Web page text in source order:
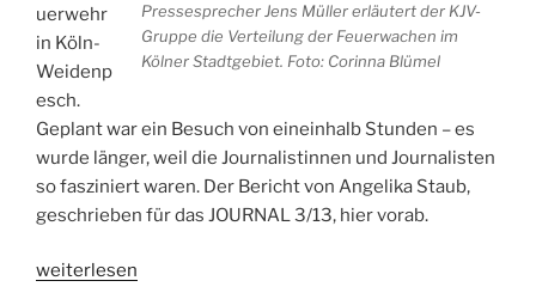
Pressesprecher Jens Müller erläutert der KJV-
Gruppe die Verteilung der Feuerwachen im
Kölner Stadtgebiet. Foto: Corinna Blümel
uerwehr
in Köln-
Weidenp
esch.
Geplant war ein Besuch von eineinhalb Stunden – es
wurde länger, weil die Journalistinnen und Journalisten
so fasziniert waren. Der Bericht von Angelika Staub,
geschrieben für das JOURNAL 3/13, hier vorab.
„KJV
weiterlesen